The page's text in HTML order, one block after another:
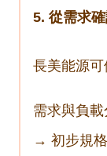
5. 從需求
長美能源可
需求與負
→ 初步規